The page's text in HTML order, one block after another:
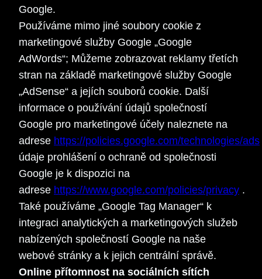
Google.
Používáme mimo jiné soubory cookie z
marketingové služby Google „Google
AdWords“; Můžeme zobrazovat reklamy třetích
stran na základě marketingové služby Google
„AdSense“ a jejích souborů cookie. Další
informace o používání údajů společností
Google pro marketingové účely naleznete na
adrese https://policies.google.com/technologies/ads
údaje prohlášení o ochraně od společnosti
Google je k dispozici na
adrese https://www.google.com/policies/privacy .
Také používáme „Google Tag Manager“ k
integraci analytických a marketingových služeb
nabízených společností Google na naše
webové stránky a k jejich centrální správě.
Online přítomnost na sociálních sítích